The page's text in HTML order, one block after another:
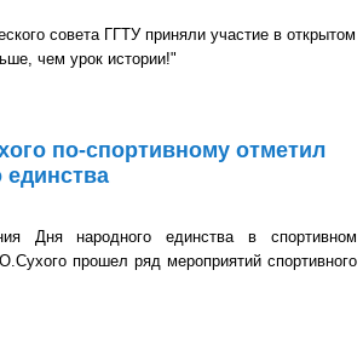
совета ГГТУ приняли участие в открытом
чем урок истории!"
по-спортивному отметил
единства
Дня народного единства в спортивном
прошел ряд мероприятий спортивного